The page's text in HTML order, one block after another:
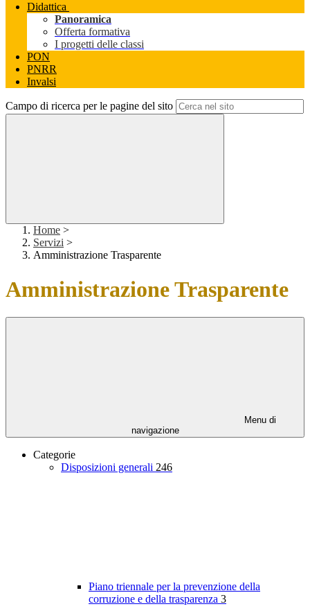
Didattica
Panoramica
Offerta formativa
I progetti delle classi
PON
PNRR
Invalsi
Campo di ricerca per le pagine del sito
Home >
Servizi >
Amministrazione Trasparente
Amministrazione Trasparente
Menu di
navigazione
Categorie
Disposizioni generali 246
Piano triennale per la prevenzione della
corruzione e della trasparenza 3